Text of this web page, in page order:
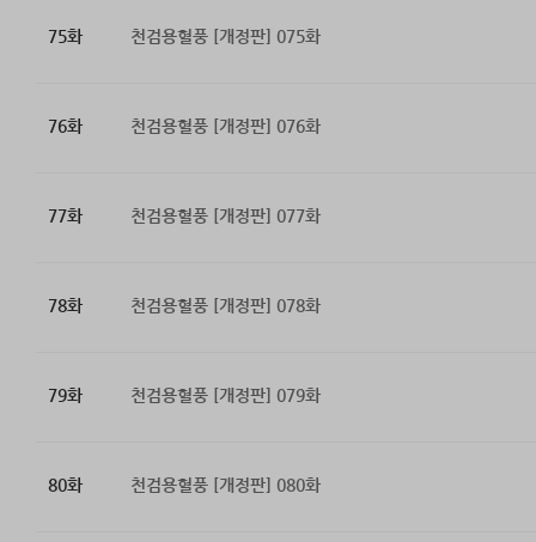
75화 천검용혈풍 [개정판] 075화
76화 천검용혈풍 [개정판] 076화
77화 천검용혈풍 [개정판] 077화
78화 천검용혈풍 [개정판] 078화
79화 천검용혈풍 [개정판] 079화
80화 천검용혈풍 [개정판] 080화